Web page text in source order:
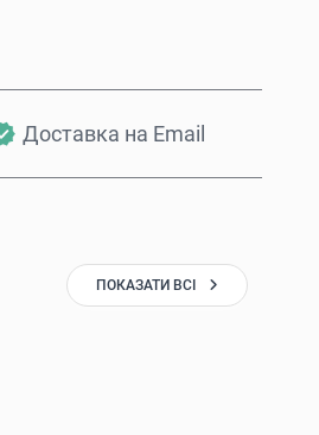
Доставка на Email
ПОКАЗАТИ ВСІ